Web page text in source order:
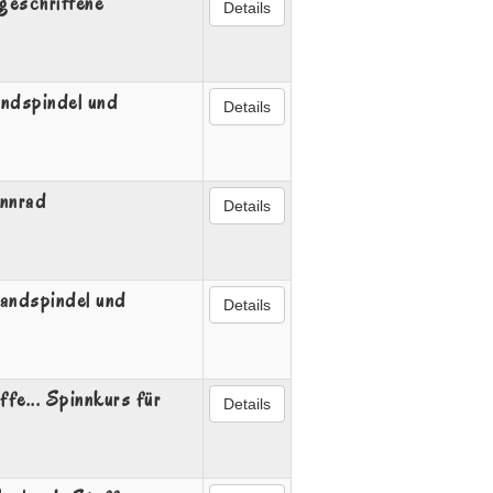
Details
und Details
Details
und Details
Spinnkurs für Details